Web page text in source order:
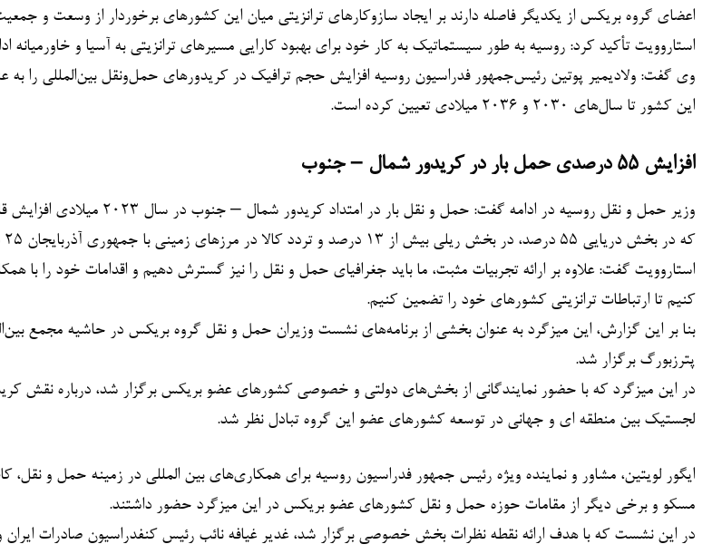
اعضای گروه بریکس از یکدیگر فاصله دارند بر ایجاد سازوکارهای ترانزیتی میان این کشورهای برخوردار از وسعت و
استاروویت تأکید کرد:‌ روسیه به طور سیستماتیک به کار خود برای بهبود کارایی مسیرهای ترانزیتی به آسیا و خاورمیانه
وی گفت: ولادیمیر پوتین رئیس‌جمهور فدراسیون روسیه افزایش حجم ترافیک در کریدورهای حمل‌ونقل بین‌المللی را به
این کشور تا سال‌های ۲۰۳۰ و ۲۰۳۶ میلادی تعیین کرده است.
افزایش ۵۵ درصدی حمل بار در کریدور شمال – جنوب
وزیر حمل و نقل روسیه در ادامه گفت:‌ حمل و نقل
که در بخش دریایی ۵۵ درصد، در بخش ریلی بیش از ۱۳ درصد و تردد کالا در مرزهای زمینی با جمهوری آذربایجان ۲۵ درصد افزایش یافت.
استاروویت گفت: علاوه بر ارائه تجربیات مثبت، ما باید جغرافیای حمل و نقل را نیز گسترش دهیم و اقدامات خود را با
کنیم تا ارتباطات ترانزیتی کشورهای خود را تضمین کنیم.
بنا بر این گزارش،‌ این میزگرد به عنوان بخشی از برنامه‌های نشست وزیران حمل و نقل گروه بریکس در حاشیه مجمع
پترزبورگ برگزار شد.
در این میزگرد که با حضور نمایندگانی از بخش‌های دولتی و خصوصی کشورهای عضو بریکس برگزار شد، درباره نقش
لجستیک بین منطقه ای و جهانی در توسعه کشورهای عضو این گروه تبادل نظر شد.
ایگور لویتین، مشاور و نماینده ویژه رئیس جمهور فدراسیون روسیه برای همکاری‌های بین المللی در زمینه حمل و نقل،
مسکو و برخی دیگر از مقامات حوزه حمل و نقل کشورهای عضو بریکس در این میزگرد حضور داشتند.
در این نشست که با هدف ارائه نقطه نظرات بخش خصوصی برگزار شد، غدیر غیافه نائب رئیس کنفدراسیون صادرات